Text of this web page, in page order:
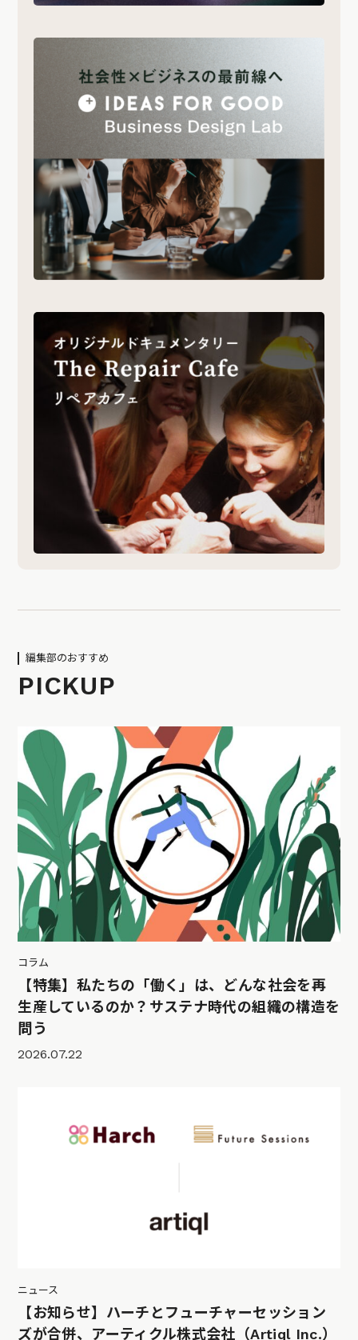
編集部のおすすめ
PICKUP
コラム
【特集】私たちの「働く」は、どんな社会を再
生産しているのか？サステナ時代の組織の構造を
問う
2026.07.22
ニュース
【お知らせ】ハーチとフューチャーセッション
ズが合併、アーティクル株式会社（Artiql Inc.）